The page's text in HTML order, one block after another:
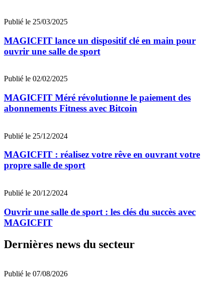
Publié le 25/03/2025
MAGICFIT lance un dispositif clé en main pour
ouvrir une salle de sport
Publié le 02/02/2025
MAGICFIT Méré révolutionne le paiement des
abonnements Fitness avec Bitcoin
Publié le 25/12/2024
MAGICFIT : réalisez votre rêve en ouvrant votre
propre salle de sport
Publié le 20/12/2024
Ouvrir une salle de sport : les clés du succès avec
MAGICFIT
Dernières news du secteur
Publié le 07/08/2026